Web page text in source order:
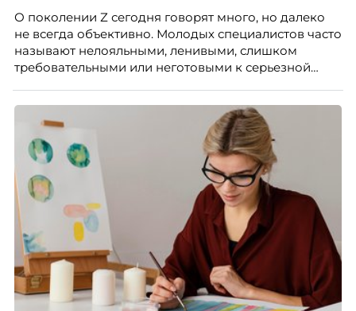
О поколении Z сегодня говорят много, но далеко
не всегда объективно. Молодых специалистов часто
называют нелояльными, ленивыми, слишком
требовательными или неготовыми к серьезной
кадровых ошибок. В этой статье Марина Ускова,
руководитель отдела подбора персонала
рекрутинговой компании, разбирает самые
распространенные мифы о зумерах и объясняет,
почему устаревшие представления мешают
бизнесу находить и удерживать сильных
сотрудников.